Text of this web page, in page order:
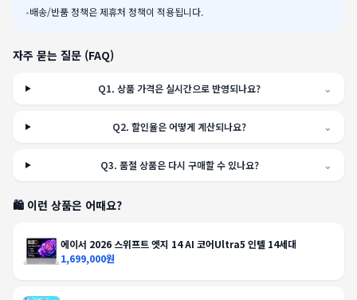
•배송/반품 정책은 제휴처 정책이 적용됩니다.
자주 묻는 질문 (FAQ)
Q1.상품 가격은 실시간으로 반영되나요? ⌄
Q2.할인율은 어떻게 계산되나요? ⌄
Q3. 품절 상품은 다시 구매할 수 있나요? ⌄
🛍️ 이런 상품은 어때요?
에이서 2026 스위프트 엣지 14 AI 코어Ultra5 인텔 14세대
1,699,000원